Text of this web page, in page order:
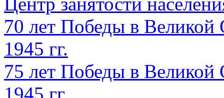
70 лет Победы в Великой
1945 гг.
75 лет Победы в Великой
1945 гг.